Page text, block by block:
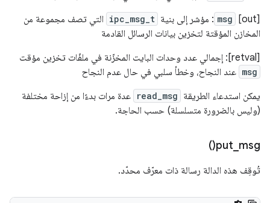
[out]
msg : مؤشر إلى بنية ipc_msg_t التي تصف مجموعة من
المخازن المؤقتة لتخزين بيانات الرسائل القادمة
[retval]: إجمالي عدد وحدات البايت المخزّنة في ملفّات تخزين مؤقت
msg عند النجاح، وخطأ سلبي في حال عدم النجاح
يمكن استدعاء الطريقة read_msg عدة مرات بدءًا من إزاحة مختلفة
(وليس بالضرورة متسلسلة) حسب الحاجة.
put_msg(
)
تُوقِف هذه الدالة رسالة ذات معرّف محدّد.